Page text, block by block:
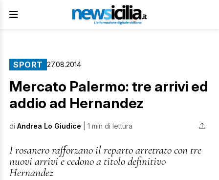
SPORT 27.08.2014
Mercato Palermo: tre arrivi ed
addio ad Hernandez
di Andrea Lo Giudice | 1 min di lettura
I rosanero rafforzano il reparto arretrato con tre
nuovi arrivi e cedono a titolo definitivo
Hernandez